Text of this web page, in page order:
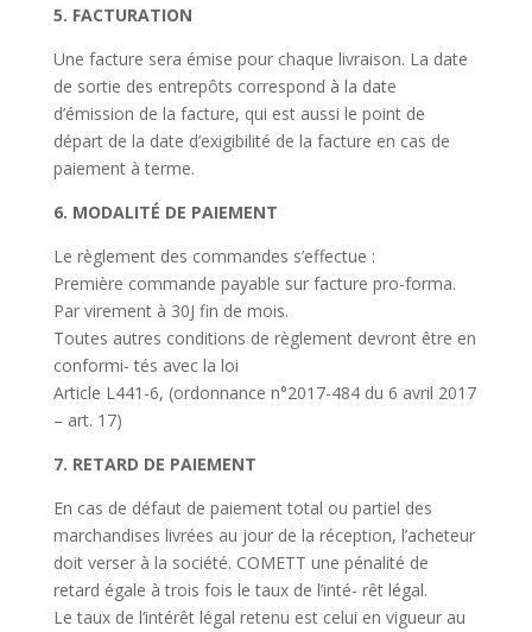
5. FACTURATION
Une facture sera émise pour chaque livraison. La date
de sortie des entrepôts correspond à la date
d’émission de la facture, qui est aussi le point de
départ de la date d’exigibilité de la facture en cas de
paiement à terme.
6. MODALITÉ DE PAIEMENT
Le règlement des commandes s’effectue :
Première commande payable sur facture pro-forma.
Par virement à 30J fin de mois.
Toutes autres conditions de règlement devront être en
conformi- tés avec la loi
Article L441-6, (ordonnance n°2017-484 du 6 avril 2017
– art. 17)
7. RETARD DE PAIEMENT
En cas de défaut de paiement total ou partiel des
marchandises livrées au jour de la réception, l’acheteur
doit verser à la société. COMETT une pénalité de
retard égale à trois fois le taux de l’inté- rêt légal.
Le taux de l’intérêt légal retenu est celui en vigueur au